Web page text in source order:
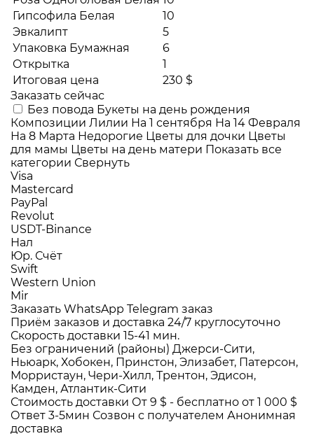
Гипсофила Белая
10
Эвкалипт
5
Упаковка Бумажная
6
Открытка
1
Итоговая цена
230 $
Заказать сейчас
Без повода Букеты на день рождения
Композиции Лилии На 1 сентября На 14 Февраля
На 8 Марта Недорогие Цветы для дочки Цветы
для мамы Цветы на день матери Показать все
категории Свернуть
Visa
Mastercard
PayPal
Revolut
USDT-Binance
Нал
Юр. Счёт
Swift
Western Union
Mir
Заказать WhatsApp Telegram заказ
Приём заказов и доставка 24/7 круглосуточно
Скорость доставки 15-41 мин.
Без ограничений (районы) Джерси-Сити,
Ньюарк, Хобокен, Принстон, Элизабет, Патерсон,
Морристаун, Чери-Хилл, Трентон, Эдисон,
Камден, Атлантик-Сити
Стоимость доставки От 9 $ - бесплатно от 1 000 $
Ответ 3-5мин Созвон с получателем Анонимная
доставка